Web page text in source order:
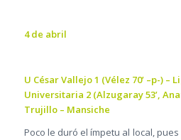
4 de abril
U César Vallejo 1 (Vélez 70’ –p-) –
Universitaria 2 (Alzugaray 53’,
Trujillo – Mansiche
Poco le duró el ímpetu al local,